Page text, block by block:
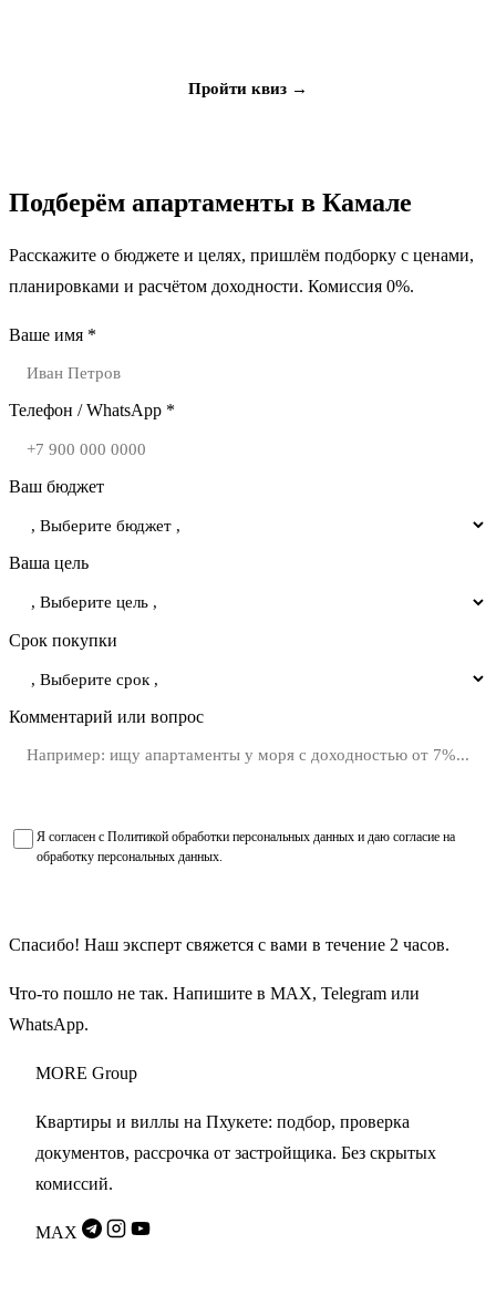
Пройти квиз →
Подберём апартаменты в Камале
Расскажите о бюджете и целях, пришлём подборку с ценами,
планировками и расчётом доходности. Комиссия 0%.
Ваше имя *
Телефон / WhatsApp *
Ваш бюджет
Ваша цель
Срок покупки
Комментарий или вопрос
Я согласен с Политикой обработки персональных данных и даю согласие на
обработку персональных данных.
Спасибо! Наш эксперт свяжется с вами в течение 2 часов.
Что-то пошло не так. Напишите в MAX, Telegram или
WhatsApp.
MORE Group
Квартиры и виллы на Пхукете: подбор, проверка
документов, рассрочка от застройщика. Без скрытых
комиссий.
MAX